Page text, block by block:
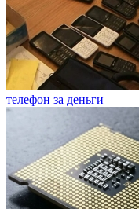
телефон за деньги